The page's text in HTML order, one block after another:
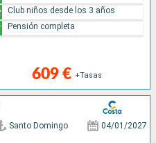
609 € +Tasas
Club niños desde los 3 años
Pensión completa
Santo Domingo 04/01/2027